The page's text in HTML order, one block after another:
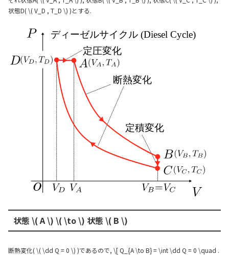
状態D( \( V_D , T_D \) )とする.
状態 \( A \) \( \to \) 状態 \( B \)
断熱変化( \( \dd Q = 0 \) )であるので, \[ Q_{A \to B} = \int \dd Q = 0 \quad .